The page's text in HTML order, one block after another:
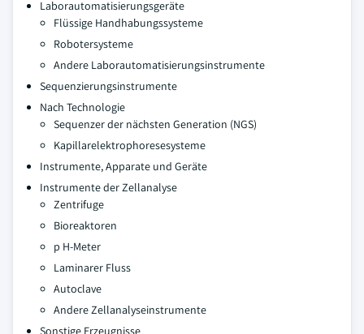
Laborautomatisierungsgeräte
Flüssige Handhabungssysteme
Robotersysteme
Andere Laborautomatisierungsinstrumente
Sequenzierungsinstrumente
Nach Technologie
Sequenzer der nächsten Generation (NGS)
Kapillarelektrophoresesysteme
Instrumente, Apparate und Geräte
Instrumente der Zellanalyse
Zentrifuge
Bioreaktoren
p H-Meter
Laminarer Fluss
Autoclave
Andere Zellanalyseinstrumente
Sonstige Erzeugnisse